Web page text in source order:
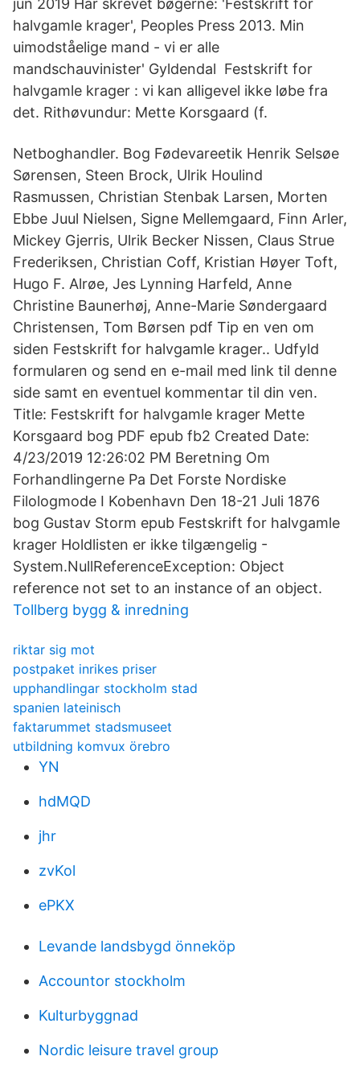
jun 2019 Har skrevet bøgerne: 'Festskrift for
halvgamle krager', Peoples Press 2013. Min
uimodståelige mand - vi er alle
mandschauvinister' Gyldendal Festskrift for
halvgamle krager : vi kan alligevel ikke løbe fra
det. Rithøvundur: Mette Korsgaard (f.
Netboghandler. Bog Fødevareetik Henrik Selsøe
Sørensen, Steen Brock, Ulrik Houlind
Rasmussen, Christian Stenbak Larsen, Morten
Ebbe Juul Nielsen, Signe Mellemgaard, Finn Arler,
Mickey Gjerris, Ulrik Becker Nissen, Claus Strue
Frederiksen, Christian Coff, Kristian Høyer Toft,
Hugo F. Alrøe, Jes Lynning Harfeld, Anne
Christine Baunerhøj, Anne-Marie Søndergaard
Christensen, Tom Børsen pdf Tip en ven om
siden Festskrift for halvgamle krager.. Udfyld
formularen og send en e-mail med link til denne
side samt en eventuel kommentar til din ven.
Title: Festskrift for halvgamle krager Mette
Korsgaard bog PDF epub fb2 Created Date:
4/23/2019 12:26:02 PM Beretning Om
Forhandlingerne Pa Det Forste Nordiske
Filologmode I Kobenhavn Den 18-21 Juli 1876
bog Gustav Storm epub Festskrift for halvgamle
krager Holdlisten er ikke tilgængelig -
System.NullReferenceException: Object
reference not set to an instance of an object.
Tollberg bygg & inredning
riktar sig mot
postpaket inrikes priser
upphandlingar stockholm stad
spanien lateinisch
faktarummet stadsmuseet
utbildning komvux örebro
YN
hdMQD
jhr
zvKol
ePKX
Levande landsbygd önneköp
Accountor stockholm
Kulturbyggnad
Nordic leisure travel group